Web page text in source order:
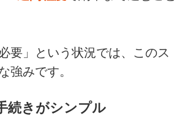
要」という状況では、このス
強みです。
続きがシンプル